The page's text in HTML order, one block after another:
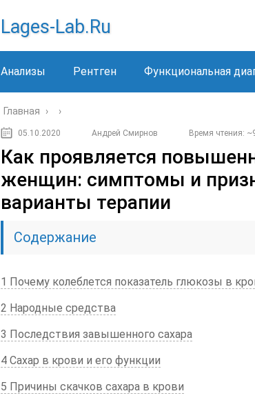
Lages-Lab.ru
Анализы Рентген Функциональная
Главная › ›
05.10.2020 Андрей Смирнов Время чтения:
Как проявляется
женщин: симптомы и
варианты терапии
Содержание
1 Почему колеблется показатель глюкозы в
2 Народные средства
3 Последствия завышенного сахара
4 Сахар в крови и его функции
5 Причины скачков сахара в крови